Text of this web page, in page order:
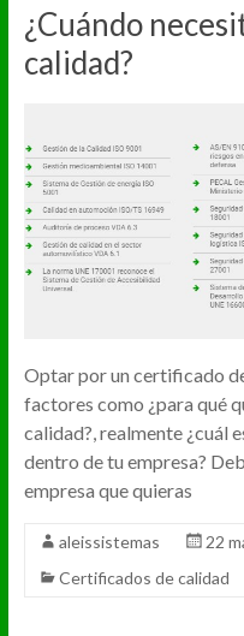
¿Cuándo
calidad?
Optar por un certificado
factores como ¿para qué
calidad?, realmente ¿cuál
dentro de tu empresa?
empresa que quieras
aleissistemas
22
Certificados de calidad